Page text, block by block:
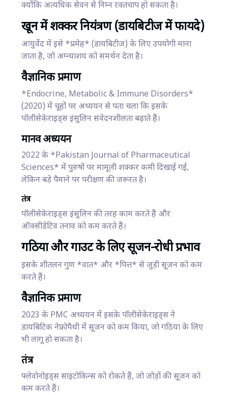
क्योंकि अत्यधिक सेवन से निम्न रक्तचाप हो सकता है।
खून में शक्कर नियंत्रण (डायबिटीज में फायदे)
आयुर्वेद में इसे *प्रमेह* (डायबिटीज) के लिए उपयोगी माना
जाता है, जो अग्न्याशय को समर्थन देता है।
वैज्ञानिक प्रमाण
*Endocrine, Metabolic & Immune Disorders*
(2020) में चूहों पर अध्ययन से पता चला कि इसके
पॉलीसेकेराइड्स इंसुलिन संवेदनशीलता बढ़ाते हैं।
मानव अध्ययन
2022 के *Pakistan Journal of Pharmaceutical
Sciences* में पुरुषों पर मामूली शक्कर कमी दिखाई गई,
लेकिन बड़े पैमाने पर परीक्षण की जरूरत है।
तंत्र
पॉलीसेकेराइड्स इंसुलिन की तरह काम करते हैं और
ऑक्सीडेटिव तनाव को कम करते हैं।
गठिया और गाउट के लिए सूजन-रोधी प्रभाव
इसके शीतलन गुण *वात* और *पित्त* से जुड़ी सूजन को कम
करते हैं।
वैज्ञानिक प्रमाण
2023 के PMC अध्ययन में इसके पॉलीसेकेराइड्स ने
डायबिटिक नेफ्रोपैथी में सूजन को कम किया, जो गठिया के लिए
भी लागू हो सकता है।
तंत्र
फ्लेवोनोइड्स साइटोकिन्स को रोकते हैं, जो जोड़ों की सूजन को
कम करते हैं।